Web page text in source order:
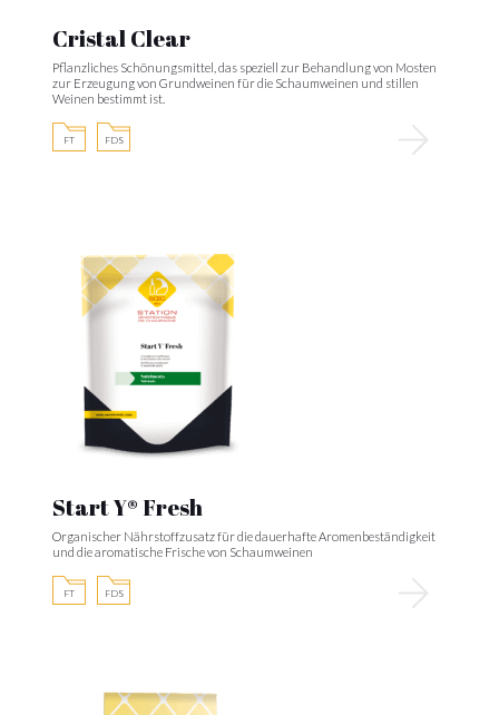
Cristal Clear
Pflanzliches Schönungsmittel, das speziell zur Behandlung von Mosten
zur Erzeugung von Grundweinen für die Schaumweinen und stillen
Weinen bestimmt ist.
FT FDS
Start Y® Fresh
Organischer Nährstoffzusatz für die dauerhafte Aromenbeständigkeit
und die aromatische Frische von Schaumweinen
FT FDS